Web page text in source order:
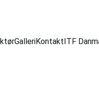
GalleriKontaktITF